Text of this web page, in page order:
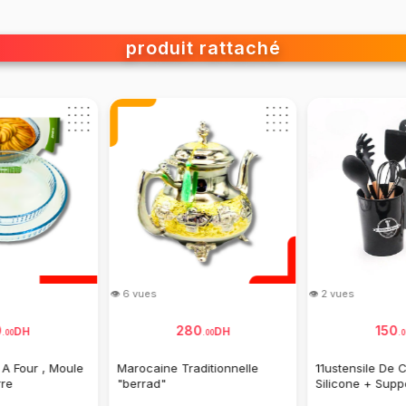
produit rattaché
.00DH
Cuisine En
Spatules
👁 2 vues
199.00DH
Présentoir Impérial Avec
Support Inox +10 Pièces
Impérial
350.
Elégante
LAGOCINA